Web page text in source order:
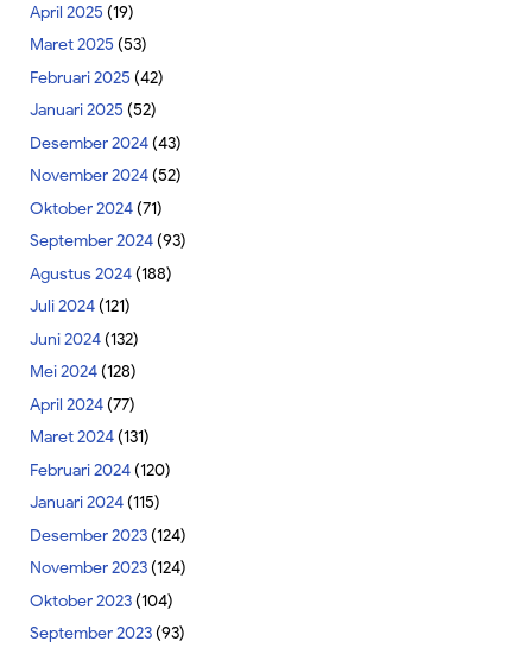
April 2025 (19)
Maret 2025 (53)
Februari 2025 (42)
Januari 2025 (52)
Desember 2024(43)
November 2024(52)
Oktober 2024(71)
September 2024(93)
Agustus 2024(188)
Juli 2024(121)
Juni 2024(132)
Mei 2024(128)
April 2024(77)
Maret 2024(131)
Februari 2024(120)
Januari 2024(115)
Desember 2023(124)
November 2023(124)
Oktober 2023(104)
September 2023(93)